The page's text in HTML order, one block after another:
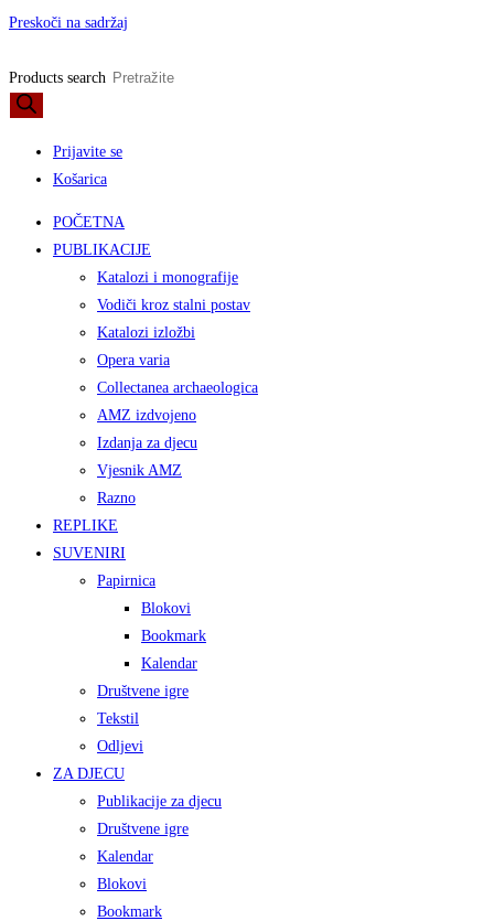
Preskoči na sadržaj
Products search
Prijavite se
Košarica
POČETNA
PUBLIKACIJE
Katalozi i monografije
Vodiči kroz stalni postav
Katalozi izložbi
Opera varia
Collectanea archaeologica
AMZ izdvojeno
Izdanja za djecu
Vjesnik AMZ
Razno
REPLIKE
SUVENIRI
Papirnica
Blokovi
Bookmark
Kalendar
Društvene igre
Tekstil
Odljevi
ZA DJECU
Publikacije za djecu
Društvene igre
Kalendar
Blokovi
Bookmark